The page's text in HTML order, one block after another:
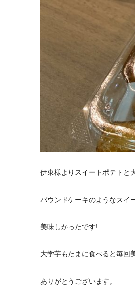
伊東様よりスイートポテトと
パウンドケーキのようなスイ
美味しかったです!
大学芋もたまに食べると毎回
ありがとうございます。